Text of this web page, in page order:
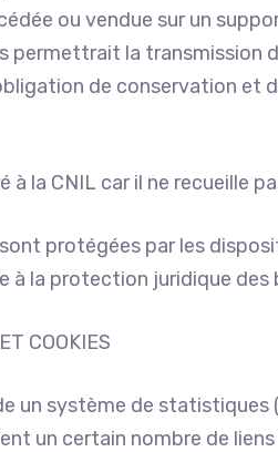
ou vendue sur un
permettrait la transmission
de conservation et
à la CNIL car il ne recueille
protégées par les
à la protection juridique des
COOKIES
un système de statistiques
un certain nombre de